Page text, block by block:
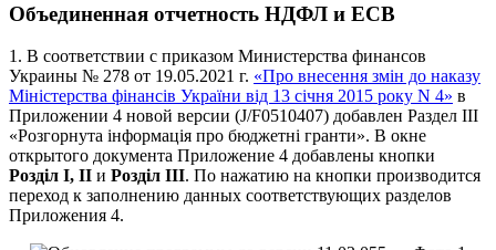
Объединенная отчетность НДФЛ и ЕСВ
1. В соответствии с приказом Министерства финансов
Украины № 278 от 19.05.2021 г. «Про внесення змін до наказу
Міністерства фінансів України від 13 січня 2015 року N 4» в
Приложении 4 новой версии (J/F0510407) добавлен Раздел III
«Розгорнута інформація про бюджетні гранти». В окне
открытого документа Приложение 4 добавлены кнопки
Розділ І, ІІ и Розділ ІІІ. По нажатию на кнопки производится
переход к заполнению данных соответствующих разделов
Приложения 4.